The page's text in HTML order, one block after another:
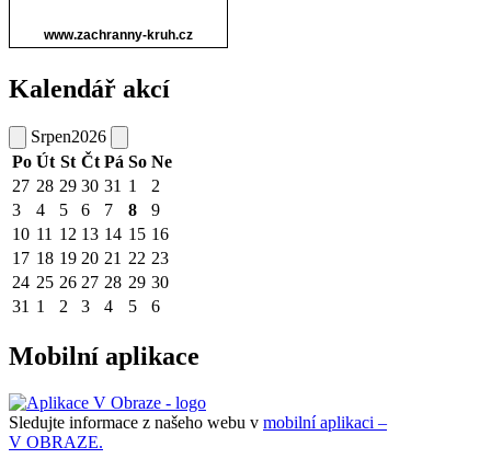
Kalendář akcí
Srpen2026
Po Út St Čt Pá So Ne
27 28 29 30 31 1
2
3
4 5 6 7 8
9
10 11 12 13 14 15 16
17 18 19 20 21 22 23
24 25 26 27 28 29 30
31 1 2 3 4 5 6
Mobilní aplikace
Sledujte informace z našeho webu v mobilní aplikaci –
V OBRAZE.